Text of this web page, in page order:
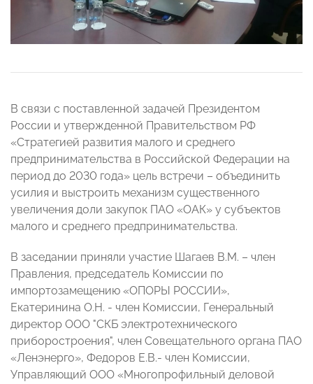
В связи с поставленной задачей Президентом
России и утвержденной Правительством РФ
«Стратегией развития малого и среднего
предпринимательства в Российской Федерации на
период до 2030 года» цель встречи – объединить
усилия и выстроить механизм существенного
увеличения доли закупок ПАО «ОАК» у субъектов
малого и среднего предпринимательства.
В заседании приняли участие Шагаев В.М. – член
Правления, председатель Комиссии по
импортозамещению «ОПОРЫ РОССИИ»,
Екатеринина О.Н. - член Комиссии, Генеральный
директор ООО "СКБ электротехнического
приборостроения", член Совещательного органа ПАО
«Ленэнерго», Федоров Е.В.- член Комиссии,
Управляющий ООО «Многопрофильный деловой